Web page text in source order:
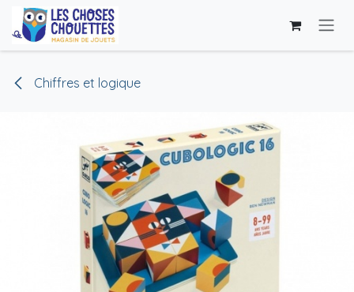
Se rendre au contenu
Chiffres et logique